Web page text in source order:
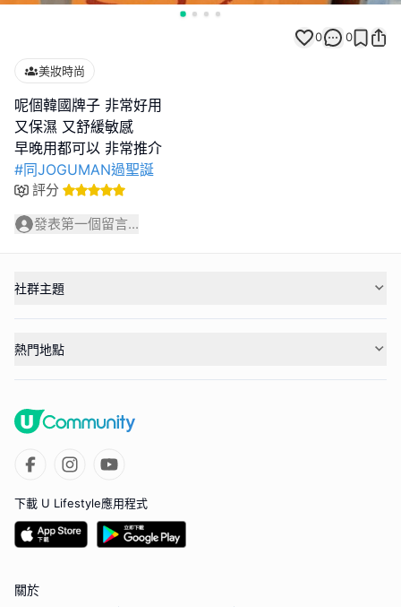
0 0
美妝時尚
呢個韓國牌子 非常好用
又保濕 又舒緩敏感
#同JOGUMAN過聖誕
評分
發表第一個留言...
社群主題
熱門地點
下載 U Lifestyle應用程式
關於